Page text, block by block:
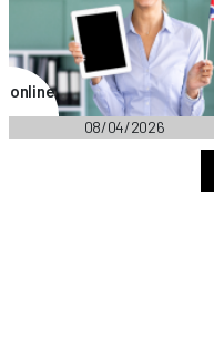
08/04/2026
online